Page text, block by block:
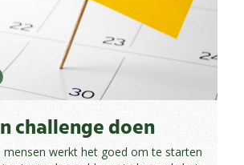
challenge doen
werkt het goed om te starten